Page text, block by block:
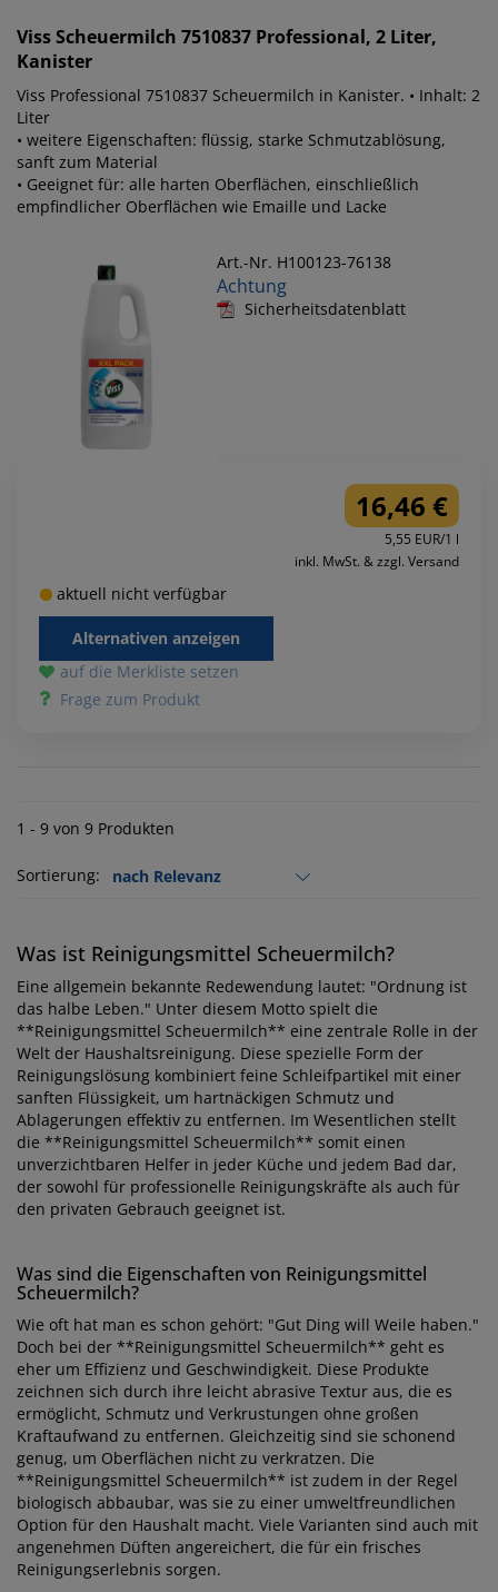
VissScheuermilch 7510837 Professional, 2 Liter,
Kanister
Viss Professional 7510837 Scheuermilch in Kanister. • Inhalt: 2
Liter
• weitere Eigenschaften: flüssig, starke Schmutzablösung,
sanft zum Material
• Geeignet für: alle harten Oberflächen, einschließlich
empfindlicher Oberflächen wie Emaille und Lacke
Art.-Nr. H100123-76138
Achtung
Sicherheitsdatenblatt
16,46 €
5,55 EUR/1 l
inkl. MwSt. & zzgl. Versand
aktuell nicht verfügbar
Alternativen anzeigen
auf die Merkliste setzen
Frage zum Produkt
1 - 9 von 9 Produkten
Sortierung:
Was ist Reinigungsmittel Scheuermilch?
Eine allgemein bekannte Redewendung lautet: "Ordnung ist
das halbe Leben." Unter diesem Motto spielt die
**Reinigungsmittel Scheuermilch** eine zentrale Rolle in der
Welt der Haushaltsreinigung. Diese spezielle Form der
Reinigungslösung kombiniert feine Schleifpartikel mit einer
sanften Flüssigkeit, um hartnäckigen Schmutz und
Ablagerungen effektiv zu entfernen. Im Wesentlichen stellt
die **Reinigungsmittel Scheuermilch** somit einen
unverzichtbaren Helfer in jeder Küche und jedem Bad dar,
der sowohl für professionelle Reinigungskräfte als auch für
den privaten Gebrauch geeignet ist.
Was sind die Eigenschaften von Reinigungsmittel
Scheuermilch?
Wie oft hat man es schon gehört: "Gut Ding will Weile haben."
Doch bei der **Reinigungsmittel Scheuermilch** geht es
eher um Effizienz und Geschwindigkeit. Diese Produkte
zeichnen sich durch ihre leicht abrasive Textur aus, die es
ermöglicht, Schmutz und Verkrustungen ohne großen
Kraftaufwand zu entfernen. Gleichzeitig sind sie schonend
genug, um Oberflächen nicht zu verkratzen. Die
**Reinigungsmittel Scheuermilch** ist zudem in der Regel
biologisch abbaubar, was sie zu einer umweltfreundlichen
Option für den Haushalt macht. Viele Varianten sind auch mit
angenehmen Düften angereichert, die für ein frisches
Reinigungserlebnis sorgen.